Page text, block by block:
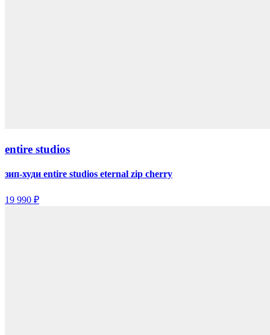
entire studios
зип-худи entire studios eternal zip cherry
19 990 ₽